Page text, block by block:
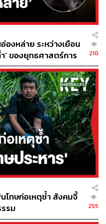
คซีน Moderna อยู่ ได้แก่
คซีน Moderna ในอนาคต
ฎร์
ข้าไทยช่วงไตรมาสที่ 4 ปี
ภสัชกรรม (อภ.) เผยยอด
ลลิค ฟาร์มา จำกัด
วน 5 ล้านโดส โดยจะได้รับ
ปีนี้ และไตรมาสแรกของปี
รากฏก่อนหน้านี้เป็น
เอกชนได้สำรวจความ
องหล่าย ระหว่างเยือน
ของยุทธศาสตร์การ
210
โทษก่อเหตุซ้ำ สังคมจี้
รม
255